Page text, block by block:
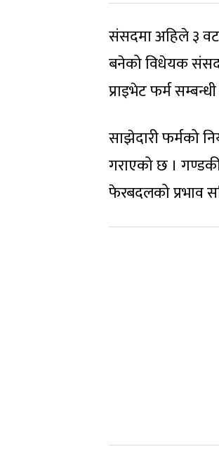
संसदमा अहिले ३
बनेको विधेयक
प्राइभेट फर्म
साझेदारी फर्मको
गराएको छ ।
फेरबदलको प्रभाव